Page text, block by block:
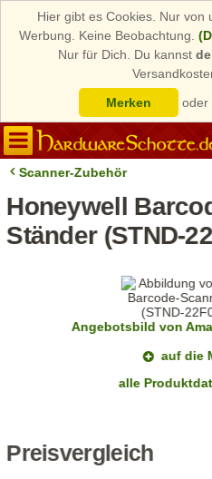
Hier gibt es Cookies. Nur von
Werbung. Keine Beobachtung.
Nur für Dich. Du kannst
Merken
oder
Scanner-Zubehör
Honeywell
Ständer (STND-
Angebotsbild von
auf die
alle
Preisvergleich